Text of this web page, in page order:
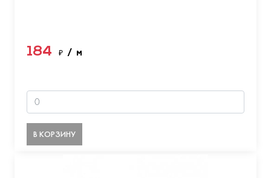
184 ₽ / м
В КОРЗИНУ